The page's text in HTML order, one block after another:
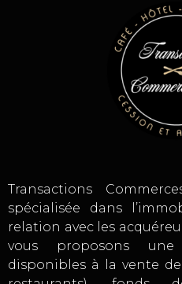
Transactions
spécialisée dans
relation avec les
vous proposons
disponibles à la vente